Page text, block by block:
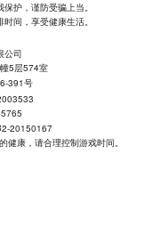
护，谨防受骗上当。
间，享受健康生活。
公司
5层574室
391号
20150167
康，请合理控制游戏时间。